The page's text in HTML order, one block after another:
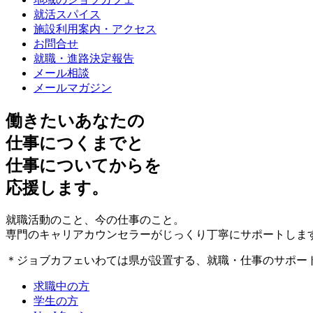
就活スパイス
施設利用案内・アクセス
お問合せ
就職・進路決定報告
メール相談
メールマガジン
働きたいあなたの
仕事につくまでと
仕事についてからを
応援します。
就職活動のこと、今の仕事のこと。
専門のキャリアカウンセラーがじっくり丁寧にサポートしま
＊ジョブカフェいわては県が設置する、就職・仕事のサポー
求職中の方
学生の方